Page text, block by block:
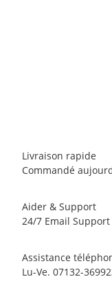
Livraison rapide
Commandé
Aider & Support
24/7 Email Support
Assistance
Lu-Ve. 07132-